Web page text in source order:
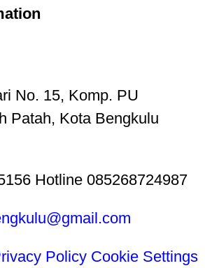
No. 15, Komp. PU
Patah, Kota Bengkulu
Hotline 085268724987
Policy Cookie Settings